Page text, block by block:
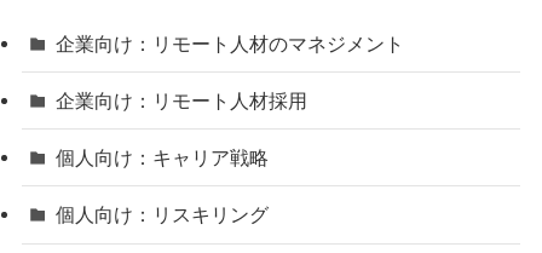
企業向け：リモート人材のマネジメント
企業向け：リモート人材採用
個人向け：キャリア戦略
個人向け：リスキリング